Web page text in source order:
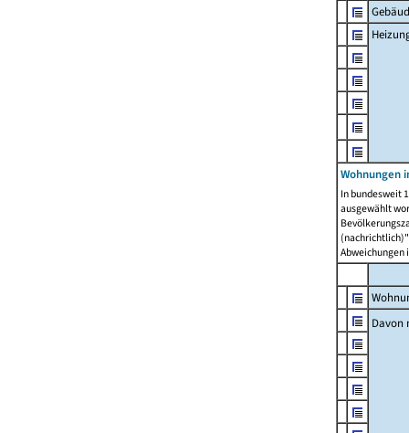
Wohnungen
In bundesweit
ausgewählt
Abweichungen
Davon